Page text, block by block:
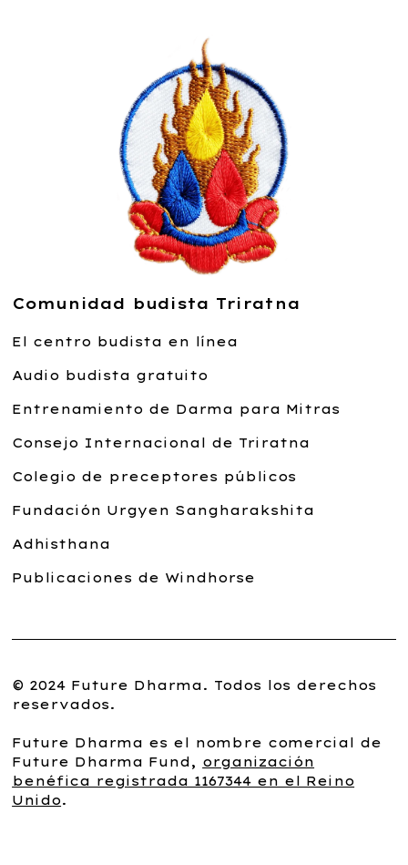
Comunidad budista Triratna
El centro budista en línea
Audio budista gratuito
Entrenamiento de Darma para Mitras
Consejo Internacional de Triratna
Colegio de preceptores públicos
Fundación Urgyen Sangharakshita
Adhisthana
Publicaciones de Windhorse
© 2024 Future Dharma. Todos los derechos
reservados.
Future Dharma es el nombre comercial de
Future Dharma Fund, organización
benéfica registrada 1167344 en el Reino
Unido.